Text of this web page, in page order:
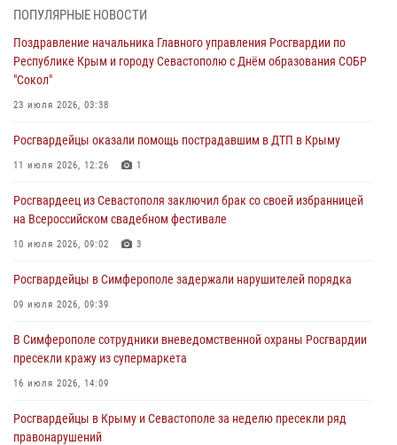
мужчину
Росгвардия в Крыму и Севастополе задержала ряд
правонарушителей
03 августа 2026, 14:08
В Симферополе росгвардейцы задержали гражданина,
подозреваемого в совершении серии краж
Росгвардейцы оперативно задержали нарушителя на охраняемом
объекте в Севастополе
ПОПУЛЯРНЫЕ НОВОСТИ
Поздравление начальника Главного управления Росгвардии по
Республике Крым и городу Севастополю с Днём образования СОБР
"Сокол"
23 июля 2026, 03:38
Росгвардейцы оказали помощь пострадавшим в ДТП в Крыму
11 июля 2026, 12:26 1
Росгвардеец из Севастополя заключил брак со своей избранницей
на Всероссийском свадебном фестивале
10 июля 2026, 09:02 3
Росгвардейцы в Симферополе задержали нарушителей порядка
09 июля 2026, 09:39
В Симферополе сотрудники вневедомственной охраны Росгвардии
пресекли кражу из супермаркета
16 июля 2026, 14:09
Росгвардейцы в Крыму и Севастополе за неделю пресекли ряд
правонарушений